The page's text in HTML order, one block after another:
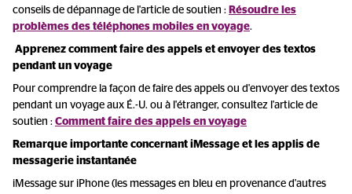
conseils de dépannage de l'article de soutien : Résoudre les
problèmes des téléphones mobiles en voyage.
Apprenez comment faire des appels et envoyer des textos
pendant un voyage
Pour comprendre la façon de faire des appels ou d'envoyer des textos
pendant un voyage aux É.-U. ou à l'étranger, consultez l'article de
soutien : Comment faire des appels en voyage
Remarque importante concernant iMessage et les applis de
messagerie instantanée
iMessage sur iPhone (les messages en bleu en provenance d'autres